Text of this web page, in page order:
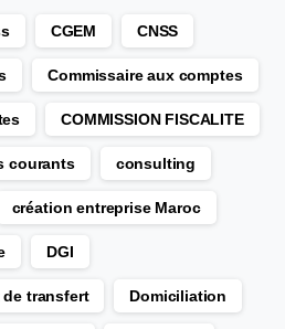
CGEM CNSS
Commissaire aux comptes
COMMISSION FISCALITE
courants consulting
création entreprise Maroc
DGI
transfert Domiciliation